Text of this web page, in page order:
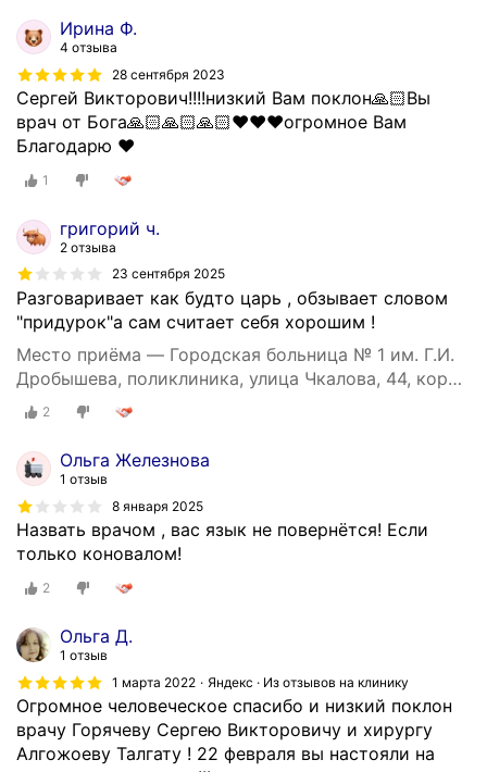
Ирина Ф.
4 отзыва
28 сентября 2023
Сергей Викторович!!!!низкий Вам поклон🙏🏻Вы
врач от Бога🙏🏻🙏🏻🙏🏻♥️♥️♥️огромное Вам
Благодарю ♥️
1
григорий ч.
2 отзыва
23 сентября 2025
Разговаривает как будто царь , обзывает словом
"придурок"а сам считает себя хорошим !
Место приёма — Городская больница № 1 им. Г.И.
Дробышева, поликлиника, улица Чкалова, 44, корп.
2
Ольга Железнова
1 отзыв
8 января 2025
Назвать врачом , вас язык не повернётся! Если
только коновалом!
2
Ольга Д.
1 отзыв
1 марта 2022
Яндекс · Из отзывов на клинику
Огромное человеческое спасибо и низкий поклон
врачу Горячеву Сергею Викторовичу и хирургу
Алгожоеву Талгату ! 22 февраля вы настояли на